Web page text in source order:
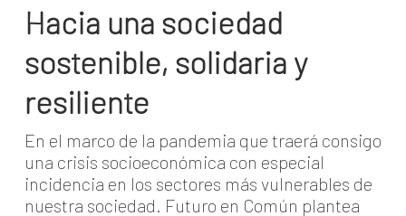
Hacia una sociedad
sostenible, solidaria y
resiliente
En el marco de la pandemia que traerá consigo
una crisis socioeconómica con especial
incidencia en los sectores más vulnerables de
nuestra sociedad. Futuro en Común plantea